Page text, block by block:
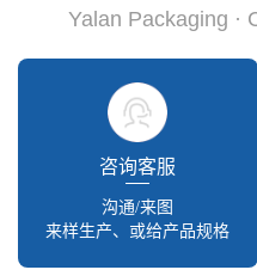
Yalan Packaging ·
咨询客服
沟通/来图
来样生产、或给产品规格